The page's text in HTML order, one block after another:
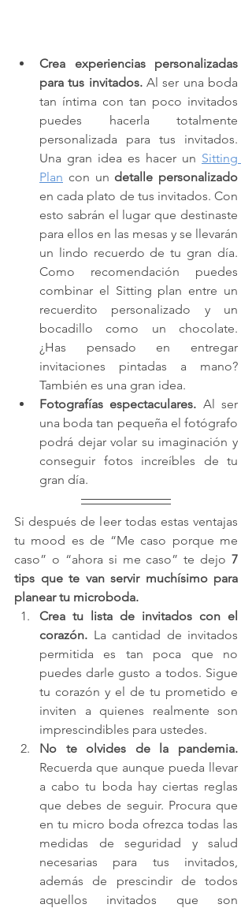
Crea experiencias personalizadas
para tus invitados. Al ser una boda
tan íntima con tan poco invitados
puedes hacerla totalmente
personalizada para tus invitados.
Una gran idea es hacer un Sitting
Plan con un detalle personalizado
en cada plato de tus invitados. Con
esto sabrán el lugar que destinaste
para ellos en las mesas y se llevarán
un lindo recuerdo de tu gran día.
Como recomendación puedes
combinar el Sitting plan entre un
recuerdito personalizado y un
bocadillo como un chocolate.
¿Has pensado en entregar
invitaciones pintadas a mano?
También es una gran idea.
Fotografías espectaculares. Al ser
una boda tan pequeña el fotógrafo
podrá dejar volar su imaginación y
conseguir fotos increíbles de tu
gran día.
Si después de leer todas estas ventajas
tu mood es de “Me caso porque me
caso” o “ahora si me caso” te dejo 7
tips que te van servir muchísimo para
planear tu microboda.
Crea tu lista de invitados con el
corazón. La cantidad de invitados
permitida es tan poca que no
puedes darle gusto a todos. Sigue
tu corazón y el de tu prometido e
inviten a quienes realmente son
imprescindibles para ustedes.
No te olvides de la pandemia.
Recuerda que aunque pueda llevar
a cabo tu boda hay ciertas reglas
que debes de seguir. Procura que
en tu micro boda ofrezca todas las
medidas de seguridad y salud
necesarias para tus invitados,
además de prescindir de todos
aquellos invitados que son